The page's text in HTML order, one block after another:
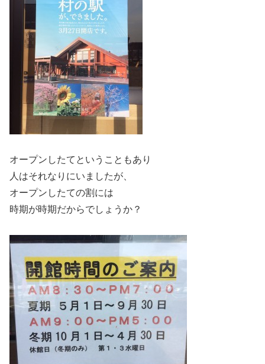
オープンしたてということもあり
人はそれなりにいましたが、
オープンしたての割には
時期が時期だからでしょうか？